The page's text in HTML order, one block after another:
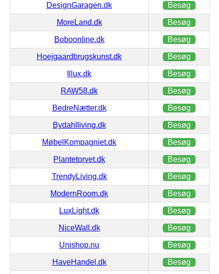
DesignGaragen.dk Besøg
MoreLand.dk Besøg
Boboonline.dk Besøg
Hoejgaardbrugskunst.dk Besøg
Illux.dk Besøg
RAW58.dk Besøg
BedreNætter.dk Besøg
Bydahlliving.dk Besøg
MøbelKompagniet.dk Besøg
Plantetorvet.dk Besøg
TrendyLiving.dk Besøg
ModernRoom.dk Besøg
LuxLight.dk Besøg
NiceWall.dk Besøg
Unishop.nu Besøg
HaveHandel.dk Besøg